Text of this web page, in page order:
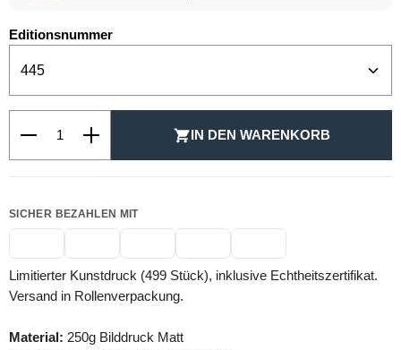
Editionsnummerauswählen
IN DEN WARENKORB
SICHER BEZAHLEN MIT
Limitierter Kunstdruck (499 Stück), inklusive Echtheitszertifikat.
Versand in Rollenverpackung.
Material: 250g Bilddruck Matt